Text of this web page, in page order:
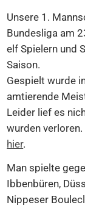
Unsere 1.
Bundesliga am
elf Spielern und
Saison.
Gespielt wurde
amtierende
Leider lief es
wurden
hier.
Man spielte
Ibbenbüren,
Nippeser